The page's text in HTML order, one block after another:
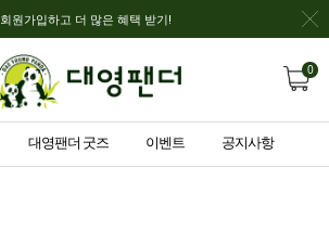
회원가입하고 더 많은 혜택 받기!
0
대영팬더 굿즈 이벤트 공지사항